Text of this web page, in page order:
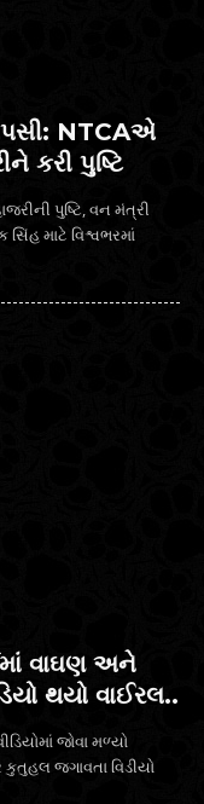
NTCAએ
કરી પુષ્ટિ
પુષ્ટિ, વન મંત્રી
વાઘણ અને
થયો વાઈરલ..
જોવા મળ્યો
જગાવતા વિડીયો